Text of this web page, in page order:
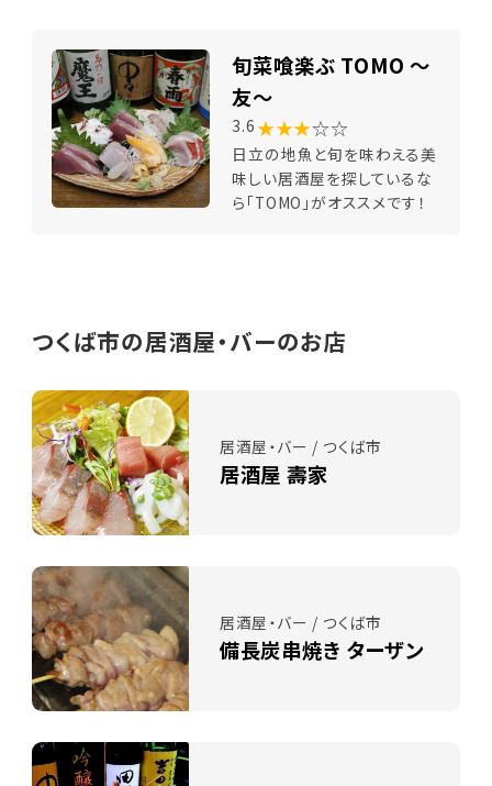
旬菜喰楽ぶ TOMO ～
友～
3.6 ★★★☆☆
日立の地魚と旬を味わえる美
味しい居酒屋を探しているな
ら「TOMO」がオススメです！
つくば市の居酒屋・バーのお店
居酒屋・バー / つくば市
居酒屋 壽家
居酒屋・バー / つくば市
備長炭串焼き ターザン